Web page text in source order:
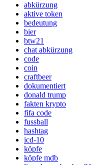
abkürzung
aktive token
bedeutung
bier
btw21
chat abkürzung
code
coin
craftbeer
dokumentiert
donald trump
fakten krypto
fifa code
fussball
hashtag
icd-10
köpfe
köpfe mdb